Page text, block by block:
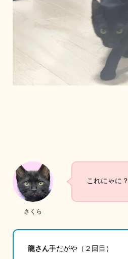
さくら
これにゃに？
龍さん手だがや（２回目）